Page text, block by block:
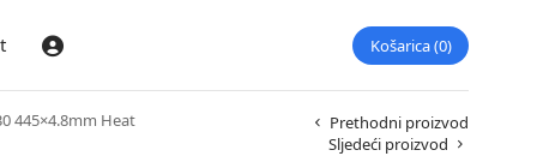
Prijava Košarica 0
445×4.8mm Heat
Prethodni proizvod
Sljedeći proizvod